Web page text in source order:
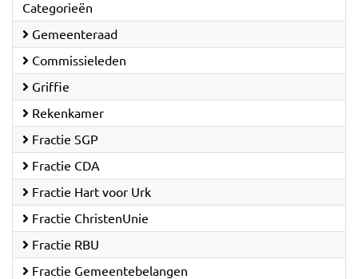
Categorieën
Gemeenteraad
Commissieleden
Griffie
Rekenkamer
Fractie SGP
Fractie CDA
Fractie Hart voor Urk
Fractie ChristenUnie
Fractie RBU
Fractie Gemeentebelangen